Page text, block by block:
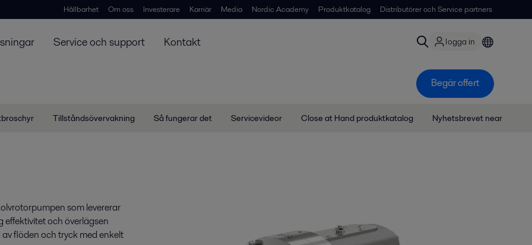
Hållbarhet Om oss Investerare Karriär Media Nordic Academy Produktkatalog Distributörer och Service partners
Service och support Kontakt logga in
Begär offert
Tillståndsövervakning Så fungerar det Servicevideor Close at Hand produktkatalog Nyhetsbrevet near
som levererar
effektivitet och överlägsen
flöden och tryck med enkelt